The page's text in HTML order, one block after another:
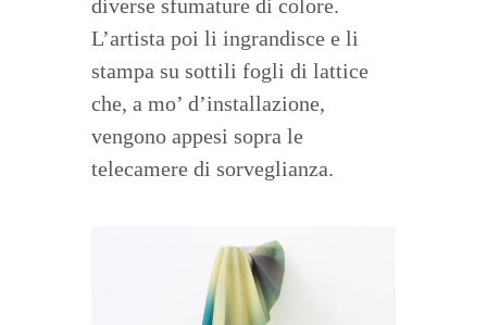
diverse sfumature di colore.
L’artista poi li ingrandisce e li
stampa su sottili fogli di lattice
che, a mo’ d’installazione,
vengono appesi sopra le
telecamere di sorveglianza.